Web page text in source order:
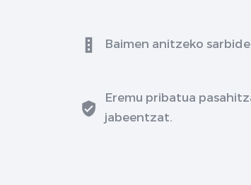
Baimen anitzeko
Eremu pribatua
jabeentzat.